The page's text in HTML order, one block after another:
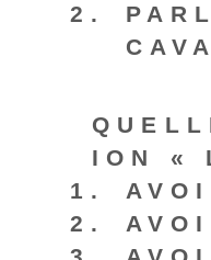
ION «